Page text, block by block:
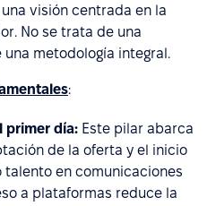
visión centrada en la
No se trata de una
metodología integral.
:
primer día: Este pilar abarca
de la oferta y el inicio
talento en comunicaciones
a plataformas reduce la